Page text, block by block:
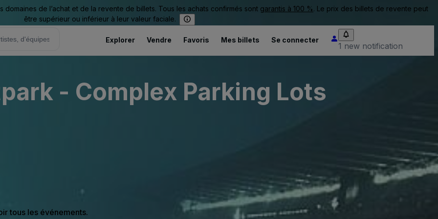
de l’achat et de la revente de billets. Tous les achats confirmés sont garantis à 100 %. Le prix des billets de revente peut
être supérieur ou inférieur à leur valeur faciale.
Explorer Vendre Favoris Mes billets Se connecter
1 new notification
- Complex Parking Lots
tous les événements.